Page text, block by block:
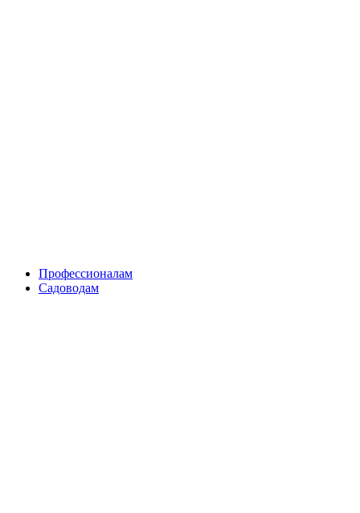
Профессионалам
Садоводам